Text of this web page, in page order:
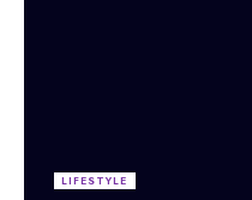
LIFESTYLE